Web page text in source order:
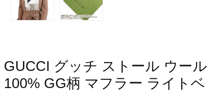
GUCCI グッチ ストール ウール
100% GG柄 マフラー ライトベ